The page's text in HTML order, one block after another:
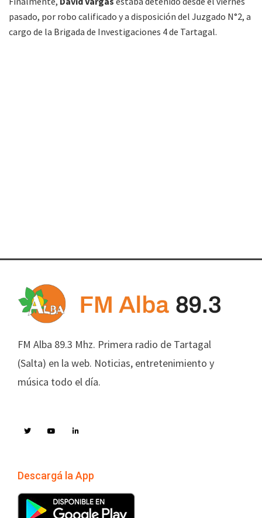
pasado, por robo calificado y a disposición del Juzgado N°2, a
cargo de la Brigada de Investigaciones 4 de Tartagal.
FM Alba 89.3 Mhz. Primera radio de Tartagal
(Salta) en la web. Noticias, entretenimiento y
música todo el día.
Descargá la App